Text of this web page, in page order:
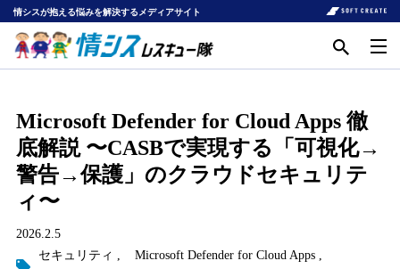
情シスが抱える悩みを解決するメディアサイト
Microsoft Defender for Cloud Apps 徹
底解説 〜CASBで実現する「可視化→
警告→保護」のクラウドセキュリテ
ィ〜
2026.2.5
セキュリティ
Microsoft Defender for Cloud Apps